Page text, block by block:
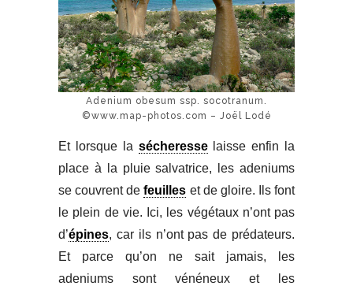
Adenium obesum ssp. socotranum.
©www.map-photos.com – Joël Lodé
Et lorsque la sécheresselaisse enfin la
place à la pluie salvatrice, les adeniums
se couvrent defeuilles et de gloire. Ils font
le plein de vie. Ici, les végétaux n’ont pas
d’épines, car ils n’ont pas de prédateurs.
Et parce qu’on ne sait jamais, les
adeniums sont vénéneux et les